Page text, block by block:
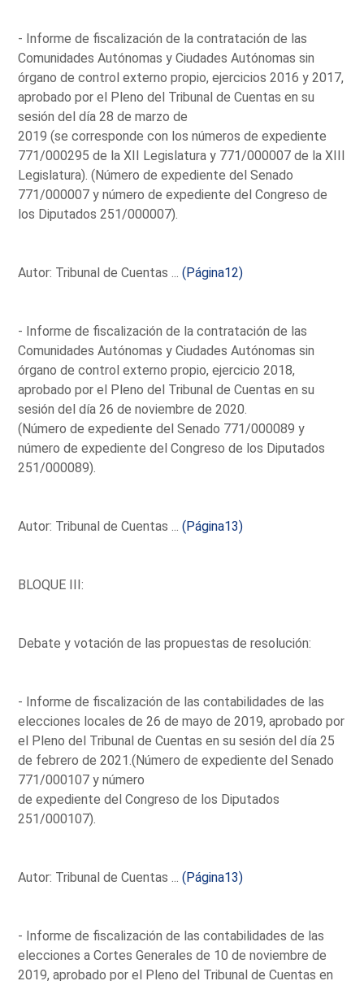
- Informe de fiscalización de la contratación de las
Comunidades Autónomas y Ciudades Autónomas sin
órgano de control externo propio, ejercicios 2016 y 2017,
aprobado por el Pleno del Tribunal de Cuentas en su
sesión del día 28 de marzo de
2019 (se corresponde con los números de expediente
771/000295 de la XII Legislatura y 771/000007 de la XIII
Legislatura). (Número de expediente del Senado
771/000007 y número de expediente del Congreso de
los Diputados 251/000007).
Autor: Tribunal de Cuentas ...(Página12)
- Informe de fiscalización de la contratación de las
Comunidades Autónomas y Ciudades Autónomas sin
órgano de control externo propio, ejercicio 2018,
aprobado por el Pleno del Tribunal de Cuentas en su
sesión del día 26 de noviembre de 2020.
(Número de expediente del Senado 771/000089 y
número de expediente del Congreso de los Diputados
251/000089).
Autor: Tribunal de Cuentas ...(Página13)
BLOQUE III:
Debate y votación de las propuestas de resolución:
- Informe de fiscalización de las contabilidades de las
elecciones locales de 26 de mayo de 2019, aprobado por
el Pleno del Tribunal de Cuentas en su sesión del día 25
de febrero de 2021.(Número de expediente del Senado
771/000107 y número
de expediente del Congreso de los Diputados
251/000107).
Autor: Tribunal de Cuentas ...(Página13)
- Informe de fiscalización de las contabilidades de las
elecciones a Cortes Generales de 10 de noviembre de
2019, aprobado por el Pleno del Tribunal de Cuentas en